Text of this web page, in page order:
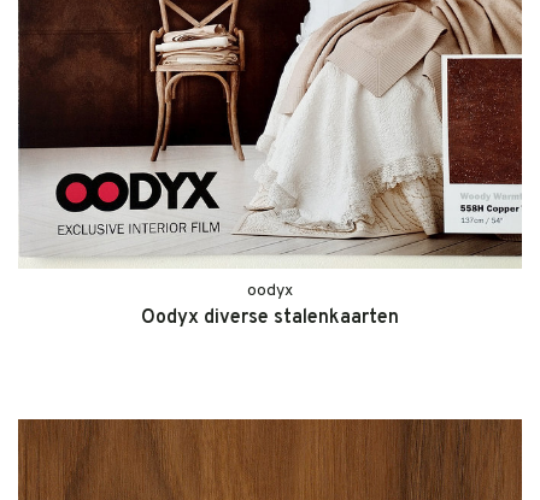
oodyx
Oodyx diverse stalenkaarten